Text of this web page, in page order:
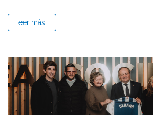
Leer más...